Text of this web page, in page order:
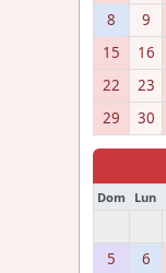
8
9
15
16
22
23
29
30
Dom Lun
5
6